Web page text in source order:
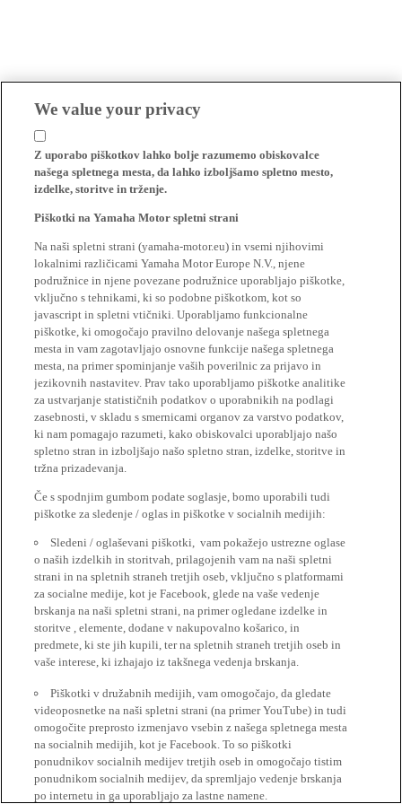
We value your privacy
Z uporabo piškotkov lahko bolje razumemo obiskovalce
našega spletnega mesta, da lahko izboljšamo spletno mesto,
izdelke, storitve in trženje.
Piškotki na Yamaha Motor spletni strani
Na naši spletni strani (yamaha-motor.eu) in vsemi njihovimi
lokalnimi različicami Yamaha Motor Europe N.V., njene
podružnice in njene povezane podružnice uporabljajo piškotke,
vključno s tehnikami, ki so podobne piškotkom, kot so
javascript in spletni vtičniki. Uporabljamo funkcionalne
piškotke, ki omogočajo pravilno delovanje našega spletnega
mesta in vam zagotavljajo osnovne funkcije našega spletnega
mesta, na primer spominjanje vaših poverilnic za prijavo in
jezikovnih nastavitev. Prav tako uporabljamo piškotke analitike
za ustvarjanje statističnih podatkov o uporabnikih na podlagi
zasebnosti, v skladu s smernicami organov za varstvo podatkov,
ki nam pomagajo razumeti, kako obiskovalci uporabljajo našo
spletno stran in izboljšajo našo spletno stran, izdelke, storitve in
tržna prizadevanja.
Če s spodnjim gumbom podate soglasje, bomo uporabili tudi
piškotke za sledenje / oglas in piškotke v socialnih medijih:
Sledeni / oglaševani piškotki, vam pokažejo ustrezne oglase
o naših izdelkih in storitvah, prilagojenih vam na naši spletni
strani in na spletnih straneh tretjih oseb, vključno s platformami
za socialne medije, kot je Facebook, glede na vaše vedenje
brskanja na naši spletni strani, na primer ogledane izdelke in
storitve , elemente, dodane v nakupovalno košarico, in
predmete, ki ste jih kupili, ter na spletnih straneh tretjih oseb in
vaše interese, ki izhajajo iz takšnega vedenja brskanja.
Piškotki v družabnih medijih, vam omogočajo, da gledate
videoposnetke na naši spletni strani (na primer YouTube) in tudi
omogočite preprosto izmenjavo vsebin z našega spletnega mesta
na socialnih medijih, kot je Facebook. To so piškotki
ponudnikov socialnih medijev tretjih oseb in omogočajo tistim
ponudnikom socialnih medijev, da spremljajo vedenje brskanja
po internetu in ga uporabljajo za lastne namene.